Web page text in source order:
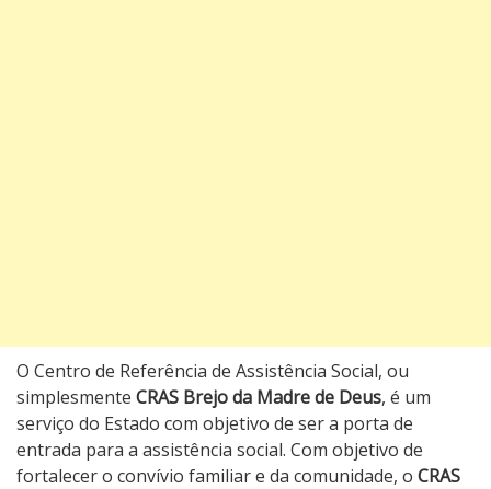
O Centro de Referência de Assistência Social, ou
simplesmente CRAS Brejo da Madre de Deus, é um
serviço do Estado com objetivo de ser a porta de
entrada para a assistência social. Com objetivo de
fortalecer o convívio familiar e da comunidade, o CRAS